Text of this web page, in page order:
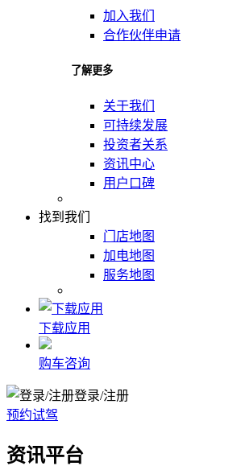
加入我们
合作伙伴申请
了解更多
关于我们
可持续发展
投资者关系
资讯中心
用户口碑
找到我们
门店地图
加电地图
服务地图
下载应用
购车咨询
登录/注册
预约试驾
资讯平台